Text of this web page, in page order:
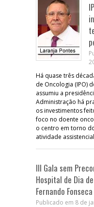
Há quase três
de Oncologia (IPO)
assumiu a
Administração há
os investimentos
foco no doente
o centro em torno
atividade
III Gala sem
Hospital de Dia
Fernando Fonseca
Publicado em 8 de